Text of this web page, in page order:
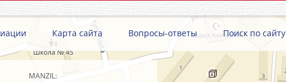
Карта сайта Вопросы-ответы Поиск по сайту
MANZIL: